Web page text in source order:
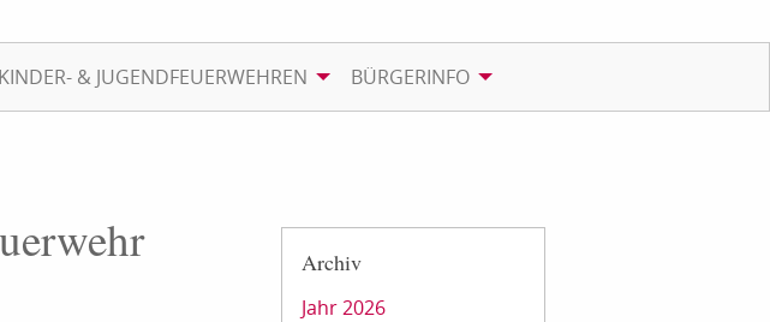
KINDER- & JUGENDFEUERWEHREN BÜRGERINFO
Archiv
Jahr 2026